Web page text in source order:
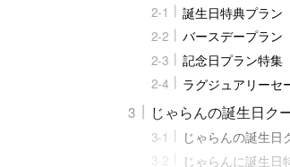
誕生日特典プラン
バースデープラン
記念日プラン特集
ラグジュアリーセ
じゃらんの誕生日ク
じゃらんの誕生日
じゃらんに誕生日